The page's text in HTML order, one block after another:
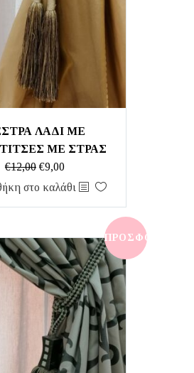
ΛΑΔΙ ΜΕ
ΜΕ ΣΤΡΑΣ
€12,00 Original
price
€9,00Η
τρέχουσα
€9,00.
στο καλάθι
ΠΡΟΣΦΟΡΆ!